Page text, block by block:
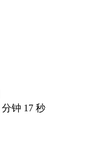
分钟 17 秒